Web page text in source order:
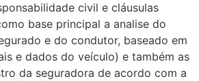
civil e cláusulas
base principal a analise do
e do condutor, baseado em
e dados do veículo) e também as
da seguradora de acordo com a